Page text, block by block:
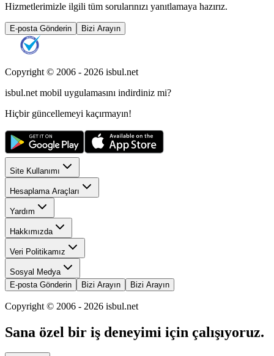
Hizmetlerimizle ilgili tüm sorularınızı yanıtlamaya hazırız.
E-posta Gönderin Bizi Arayın
Copyright © 2006 - 2026 isbul.net
isbul.net mobil uygulamasını indirdiniz mi?
Hiçbir güncellemeyi kaçırmayın!
Site Kullanımı
Hesaplama Araçları
Yardım
Hakkımızda
Veri Politikamız
Sosyal Medya
E-posta Gönderin
Bizi Arayın Bizi Arayın
Copyright © 2006 - 2026 isbul.net
Sana özel bir iş deneyimi için çalışıyoruz.